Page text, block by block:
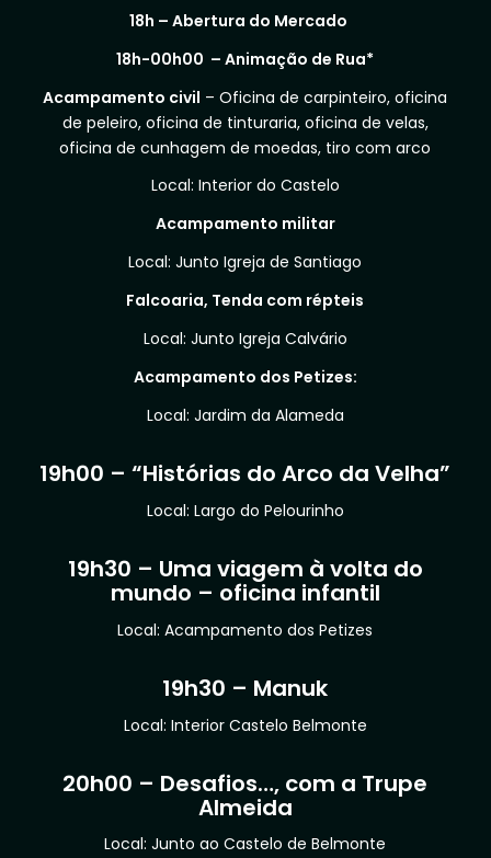
18h – Abertura do Mercado
18h-00h00 – Animação de Rua*
Acampamento civil – Oficina de carpinteiro, oficina
de peleiro, oficina de tinturaria, oficina de velas,
oficina de cunhagem de moedas, tiro com arco
Local: Interior do Castelo
Acampamento militar
Local: Junto Igreja de Santiago
Falcoaria, Tenda com répteis
Local: Junto Igreja Calvário
Acampamento dos Petizes:
Local: Jardim da Alameda
19h00 – “Histórias do Arco da Velha”
Local: Largo do Pelourinho
19h30 – Uma viagem à volta do
mundo – oficina infantil
Local: Acampamento dos Petizes
19h30 – Manuk
Local: Interior Castelo Belmonte
20h00 – Desafios…, com a Trupe
Almeida
Local: Junto ao Castelo de Belmonte